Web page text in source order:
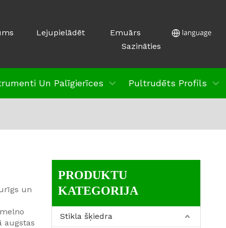
Lejupielādēt
Emuārs
Sazināties
Un Palīgierīces Pultrudēts Profils
un
augstas
PRODUKTU
KATEGORIJA
Stikla šķiedra